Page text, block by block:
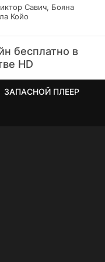
Савич, Бояна
Койо
бесплатно в
HD
ЗАПАСНОЙ ПЛЕЕР